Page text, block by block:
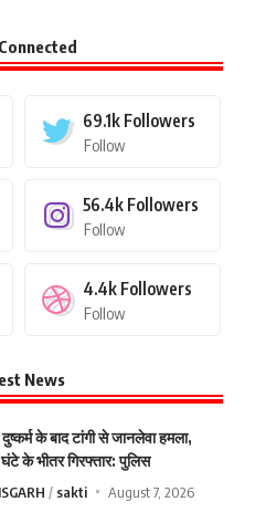
69.1k Followers
Follow
56.4k Followers
Follow
4.4k Followers
Follow
News
के बाद टांगी से जानलेवा हमला,
के भीतर गिरफ्तार: पुलिस
sakti August 7, 2026